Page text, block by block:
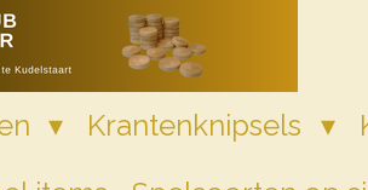
Krantenknipsels